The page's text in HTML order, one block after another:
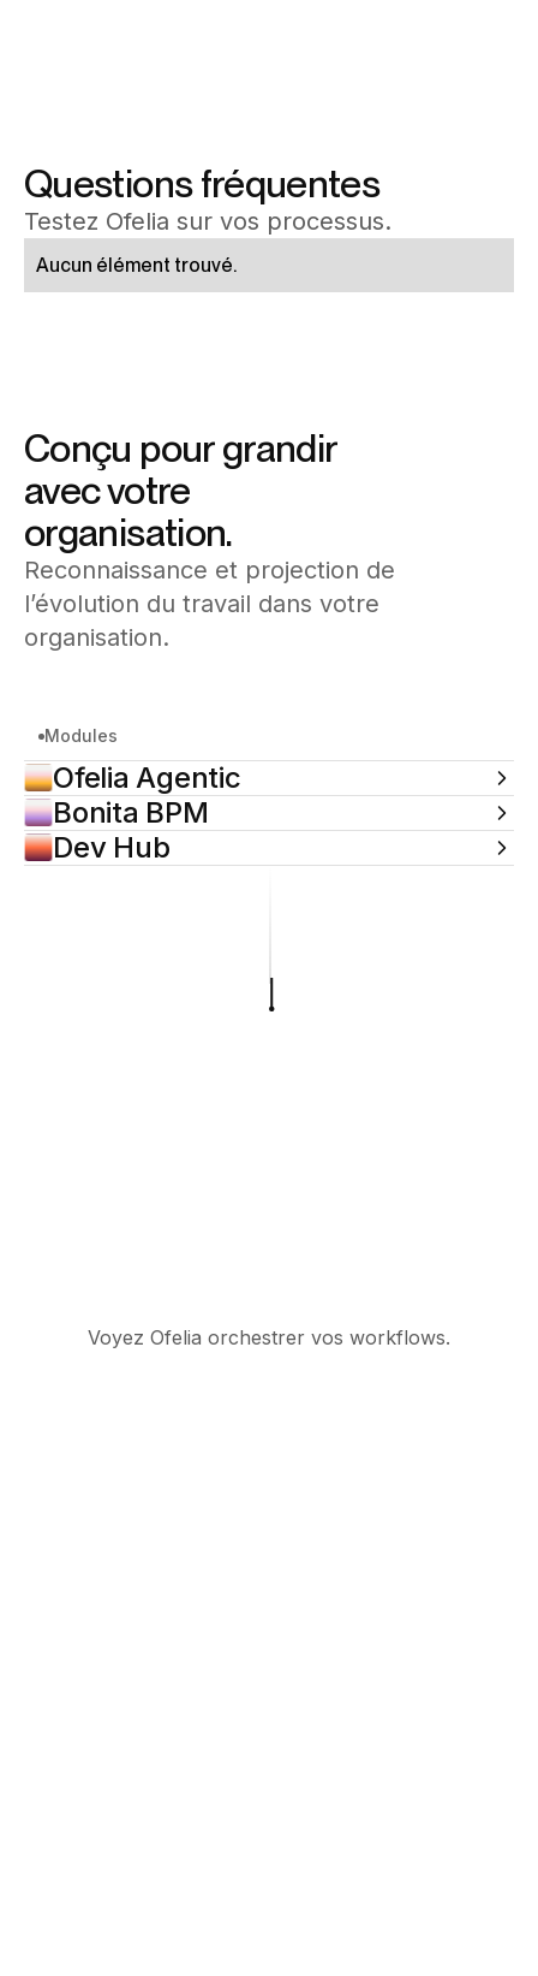
Questions fréquentes
Testez Ofelia sur vos processus.
Aucun élément trouvé.
Conçu pour grandir
avec votre
organisation.
Reconnaissance et projection de
l’évolution du travail dans votre
organisation.
Modules
Ofelia Agentic
Bonita BPM
Dev Hub
Voyez Ofelia orchestrer vos workflows.